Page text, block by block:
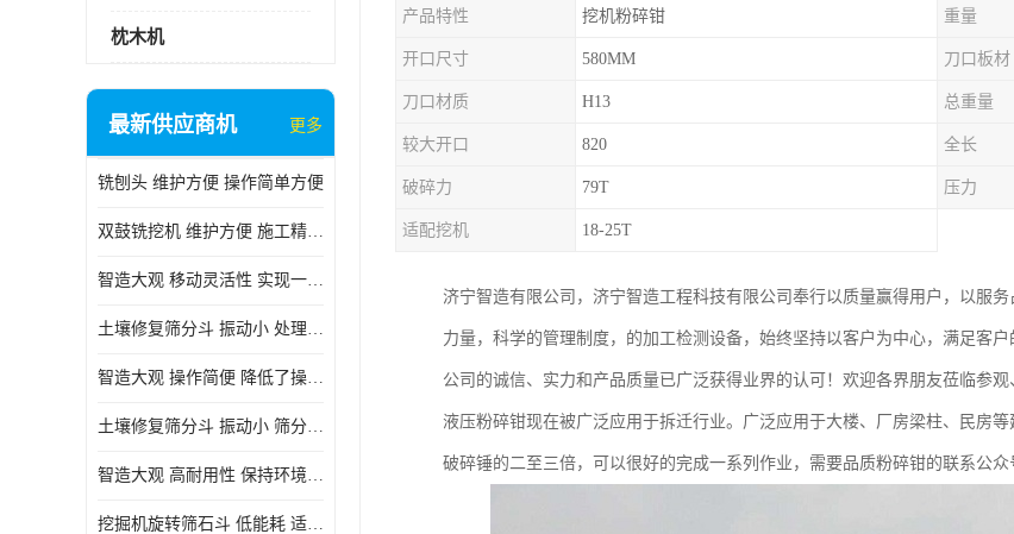
枕木机
最新供应商机 更多
铣刨头 维护方便 操作简单方便
双鼓铣挖机 维护方便 施工精度高
智造大观 移动灵活性 实现一机多用
土壤修复筛分斗 振动小 处理能力大
智造大观 操作简便 降低了操作难度
土壤修复筛分斗 振动小 筛分效果可调节
智造大观 高耐用性 保持环境整洁
挖掘机旋转筛石斗 低能耗 适用范围广
产品特性 挖机粉碎钳 重量
开口尺寸 580MM 刀口板材
刀口材质 H13 总重量
较大开口 820 全长
破碎力 79T 压力
适配挖机 18-25T
济宁智造有限公司，济宁智造工程科技有限公司奉行以质量赢得用户，以服
力量，科学的管理制度，的加工检测设备，始终坚持以客户为中心，满足客
公司的诚信、实力和产品质量已广泛获得业界的认可！欢迎各界朋友莅临参
液压粉碎钳现在被广泛应用于拆迁行业。广泛应用于大楼、厂房梁柱、民房
破碎锤的二至三倍，可以很好的完成一系列作业，需要品质粉碎钳的联系公众